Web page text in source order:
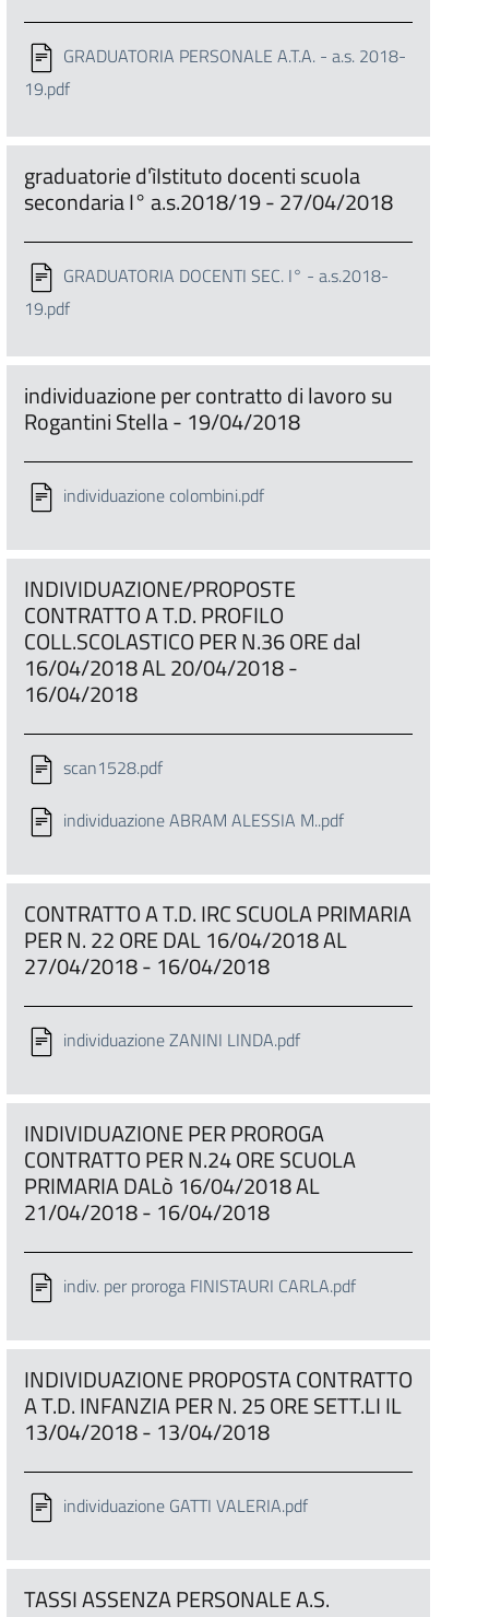
GRADUATORIA PERSONALE A.T.A. - a.s. 2018-
19.pdf
graduatorie d'ìIstituto docenti scuola
secondaria I° a.s.2018/19 - 27/04/2018
GRADUATORIA DOCENTI SEC. I° - a.s.2018-
19.pdf
individuazione per contratto di lavoro su
Rogantini Stella - 19/04/2018
individuazione colombini.pdf
INDIVIDUAZIONE/PROPOSTE
CONTRATTO A T.D. PROFILO
COLL.SCOLASTICO PER N.36 ORE dal
16/04/2018 AL 20/04/2018 -
16/04/2018
scan1528.pdf
individuazione ABRAM ALESSIA M..pdf
CONTRATTO A T.D. IRC SCUOLA PRIMARIA
PER N. 22 ORE DAL 16/04/2018 AL
27/04/2018 - 16/04/2018
individuazione ZANINI LINDA.pdf
INDIVIDUAZIONE PER PROROGA
CONTRATTO PER N.24 ORE SCUOLA
PRIMARIA DALò 16/04/2018 AL
21/04/2018 - 16/04/2018
indiv. per proroga FINISTAURI CARLA.pdf
INDIVIDUAZIONE PROPOSTA CONTRATTO
A T.D. INFANZIA PER N. 25 ORE SETT.LI IL
13/04/2018 - 13/04/2018
individuazione GATTI VALERIA.pdf
TASSI ASSENZA PERSONALE A.S.